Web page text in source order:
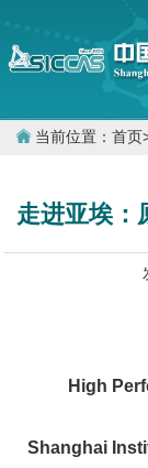
当前位置： 首页
走进亚埃：
High
Shanghai